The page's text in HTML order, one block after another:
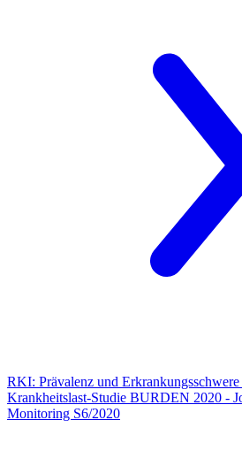
RKI: Prävalenz und
Krankheitslast-Studie BURDEN 2020 -
Monitoring S6/2020